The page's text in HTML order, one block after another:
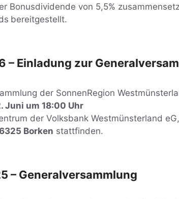
Bonusdividende von 5,5%
bereitgestellt.
– Einladung zur
der SonnenRegion
Juni um 18:00 Uhr
der Volksbank Westmünsterland eG,
Borken stattfinden.
– Generalversammlung